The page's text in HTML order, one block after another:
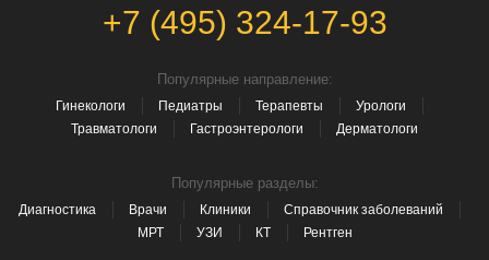
+7 (495) 324-17-93
Популярные направление:
Гинекологи Педиатры Терапевты
Урологи
Травматологи
Гастроэнтерологи Дерматологи
Популярные разделы:
Диагностика Врачи Клиники
Справочник заболеваний
МРТ
УЗИ КТ Рентген